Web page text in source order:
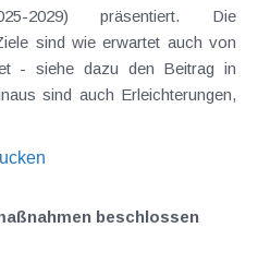
2029) präsentiert. Die
sind wie erwartet auch von
in
sind auch Erleichterungen,
beschlossen